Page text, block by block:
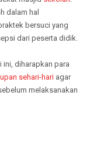
dalam hal
bersuci yang
dari peserta didik.
diharapkan para
sehari-hari agar
melaksanakan